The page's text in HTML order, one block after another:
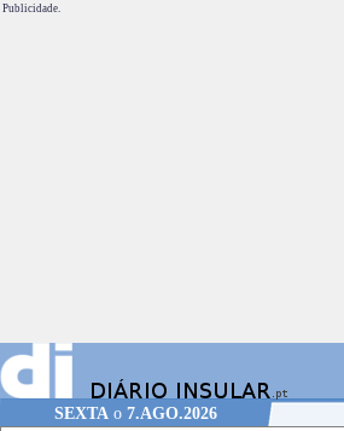
Publicidade.
SEXTA o 7.AGO.2026